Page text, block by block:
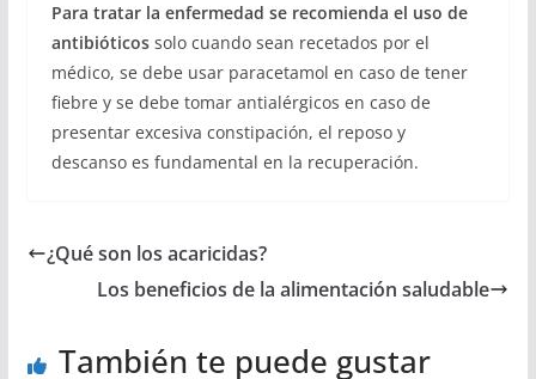
Para tratar la enfermedad se recomienda el uso de
antibióticossolo cuando sean recetados por el
médico, se debe usar paracetamol en caso de tener
fiebre y se debe tomar antialérgicos en caso de
presentar excesiva constipación, el reposo y
descanso es fundamental en la recuperación.
¿Qué son los acaricidas?
Los beneficios de la alimentación saludable
También te puede gustar